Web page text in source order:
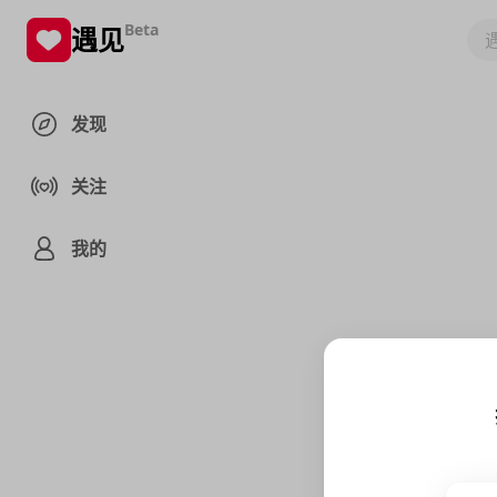
遇见Beta
发现
关注
我的